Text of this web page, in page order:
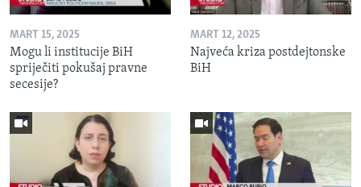
MART 15, 2025
Mogu li institucije BiH
spriječiti pokušaj pravne
secesije?
MART 12, 2025
Najveća kriza postdejtonske
BiH